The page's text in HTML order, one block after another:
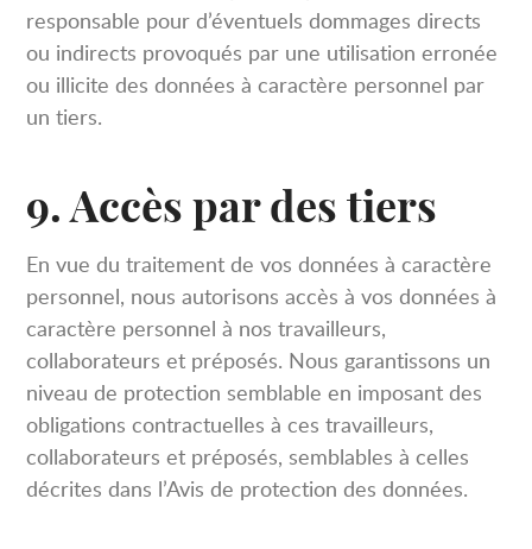
responsable pour d’éventuels dommages directs
ou indirects provoqués par une utilisation erronée
ou illicite des données à caractère personnel par
un tiers.
9. Accès par des tiers
En vue du traitement de vos données à caractère
personnel, nous autorisons accès à vos données à
caractère personnel à nos travailleurs,
collaborateurs et préposés. Nous garantissons un
niveau de protection semblable en imposant des
obligations contractuelles à ces travailleurs,
collaborateurs et préposés, semblables à celles
décrites dans l’Avis de protection des données.